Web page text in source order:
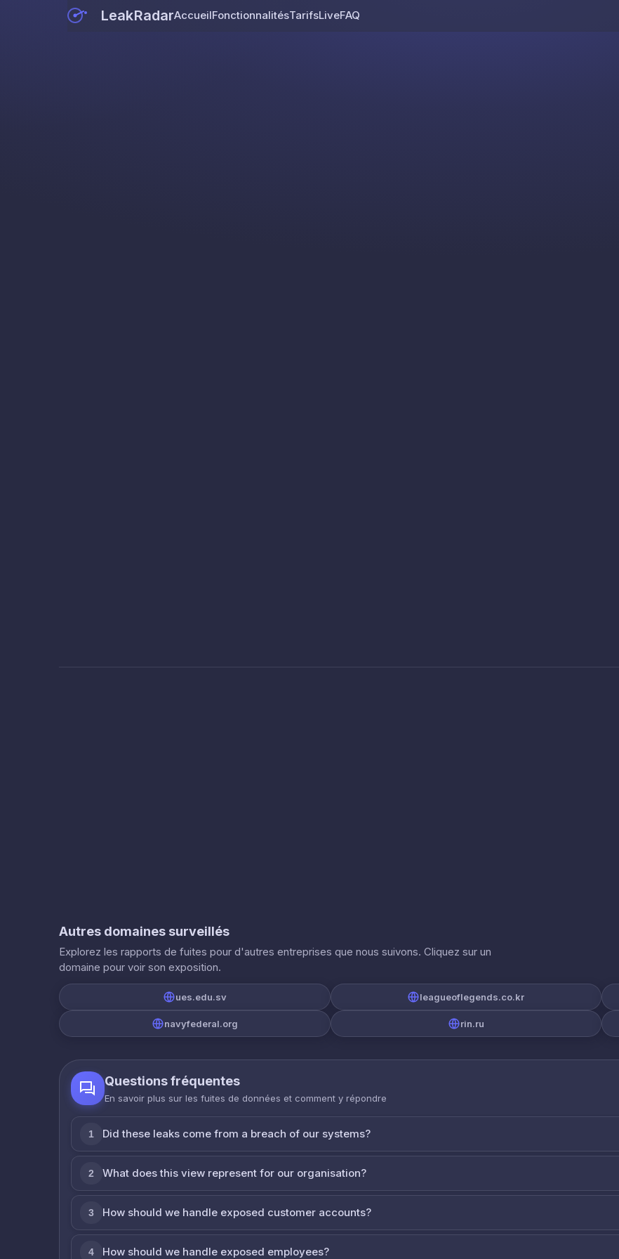
LeakRadarAccueilFonctionnalitésTarifsLiveFAQ
Autres domaines surveillés
Explorez les rapports de fuites pour d'autres entreprises que nous suivons. Cliquez sur un
domaine pour voir son exposition.
ues.edu.sv leagueoflegends.co.kr
navyfederal.org rin.ru
Questions fréquentes
En savoir plus sur les fuites de données et comment y répondre
1 Did these leaks come from a breach of our systems?
2 What does this view represent for our organisation?
3 How should we handle exposed customer accounts?
4 How should we handle exposed employees?